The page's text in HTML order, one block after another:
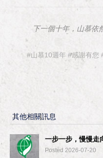
下一個十年，山慕依
#山慕10週年 #感謝有您
其他相關訊息
一步一步，慢慢走
Posted 2026-07-20